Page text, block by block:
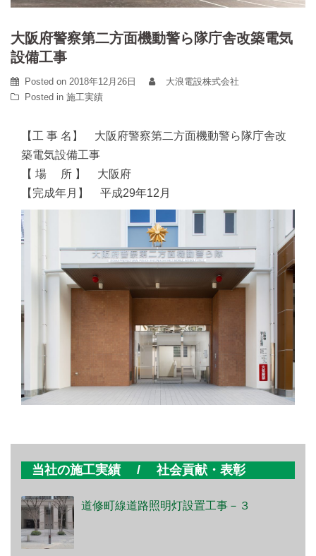
大阪府警察第二方面機動警ら隊庁舎改築電気
設備工事
Posted on 2018年12月26日
大浪電設株式会社
Posted in 施工実績
【工 事 名】 大阪府警察第二方面機動警ら隊庁舎改
築電気設備工事
【 場 所 】 大阪府
【完成年月】 平成29年12月
当社の施工実績 / 社会貢献・表彰
道修町線道路照明灯設置工事－３